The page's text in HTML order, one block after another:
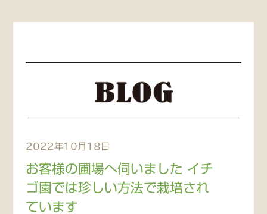
2022年10月18日
お客様の圃場へ伺いました イチ
ゴ園では珍しい方法で栽培され
ています